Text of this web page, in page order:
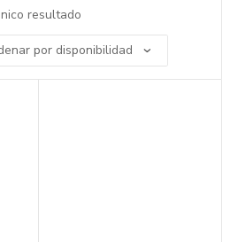
resultado